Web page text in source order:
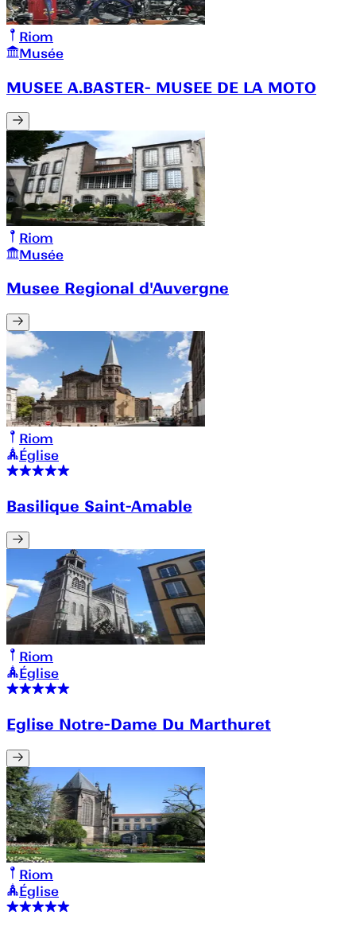
Riom
Musée
MUSEE A.BASTER- MUSEE DE LA MOTO
Riom
Musée
Musee Regional d'Auvergne
Riom
Église
Basilique Saint-Amable
Riom
Église
Eglise Notre-Dame Du Marthuret
Riom
Église